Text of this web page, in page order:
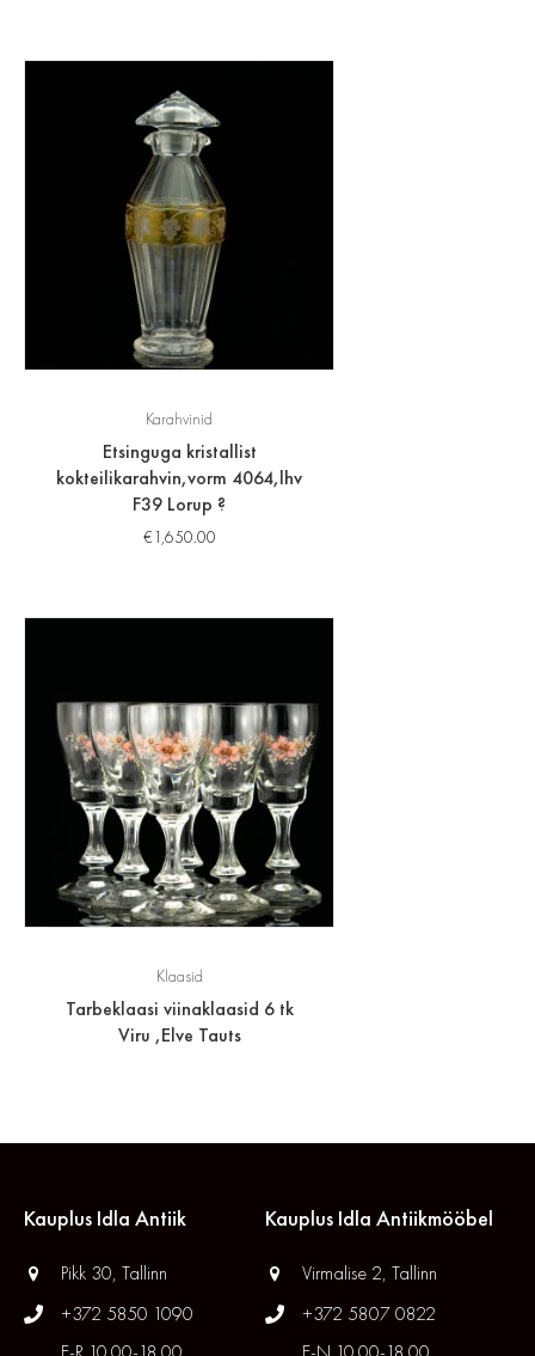
Karahvinid
Etsinguga kristallist
kokteilikarahvin,vorm 4064,lhv
F39 Lorup ?
€1,650.00
Klaasid
Tarbeklaasi viinaklaasid 6 tk
Viru ,Elve Tauts
Kauplus Idla Antiik
Pikk 30, Tallinn
+372 5850 1090
Kauplus Idla Antiikmööbel
Virmalise 2, Tallinn
+372 5807 0822